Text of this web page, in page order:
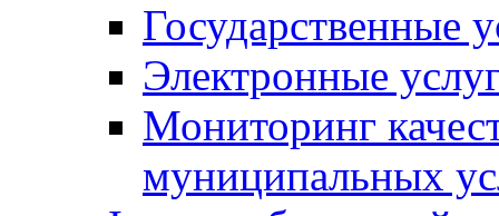
Государственные
Электронные
Мониторинг
муниципальных